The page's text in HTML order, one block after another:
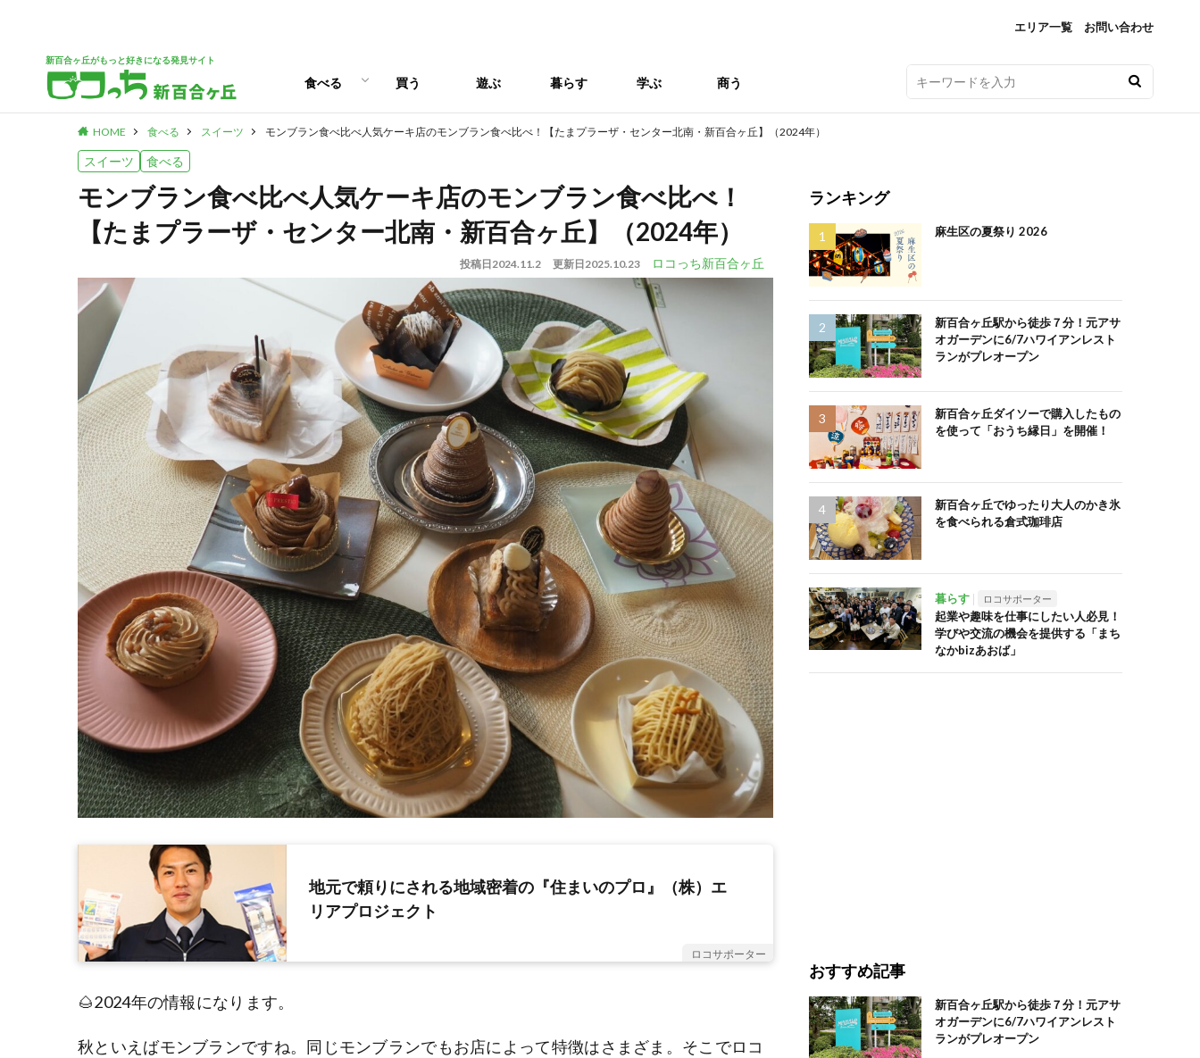
エリア一覧 お問い合わせ
新百合ヶ丘がもっと好きになる発見サイト
食べる
ランチ
スイーツ
買う 遊ぶ 暮らす 学ぶ 商う
HOME 食べる スイーツ モンブラン食べ比べ人気ケーキ店のモンブラン食べ比べ！【たまプラーザ・センター北南・新百合ヶ丘】（2024年）
スイーツ 食べる
モンブラン食べ比べ人気ケーキ店のモンブラン食べ比べ！
【たまプラーザ・センター北南・新百合ヶ丘】（2024年）
投稿日2024.11.2 更新日2025.10.23 ロコっち新百合ヶ丘
地元で頼りにされる地域密着の『住まいのプロ』（株）エ
リアプロジェクト
ロコサポーター
🌰2024年の情報になります。
秋といえばモンブランですね。同じモンブランでもお店によって特徴はさまざま。そこでロコ
ランキング
麻生区の夏祭り 2026
新百合ヶ丘駅から徒歩７分！元アサ
オガーデンに6/7ハワイアンレスト
ランがプレオープン
新百合ヶ丘ダイソーで購入したもの
を使って「おうち縁日」を開催！
新百合ヶ丘でゆったり大人のかき氷
を食べられる倉式珈琲店
暮らす ロコサポーター
起業や趣味を仕事にしたい人必見！
学びや交流の機会を提供する「まち
なかbizあおば」
おすすめ記事
新百合ヶ丘駅から徒歩７分！元アサ
オガーデンに6/7ハワイアンレスト
ランがプレオープン